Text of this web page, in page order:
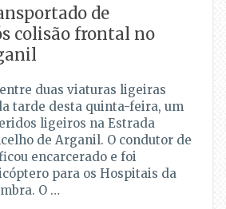
de
colisão frontal no
duas viaturas ligeiras
tarde desta quinta-feira, um
ligeiros na Estrada
de Arganil. O condutor de
encarcerado e foi
para os Hospitais da
O …